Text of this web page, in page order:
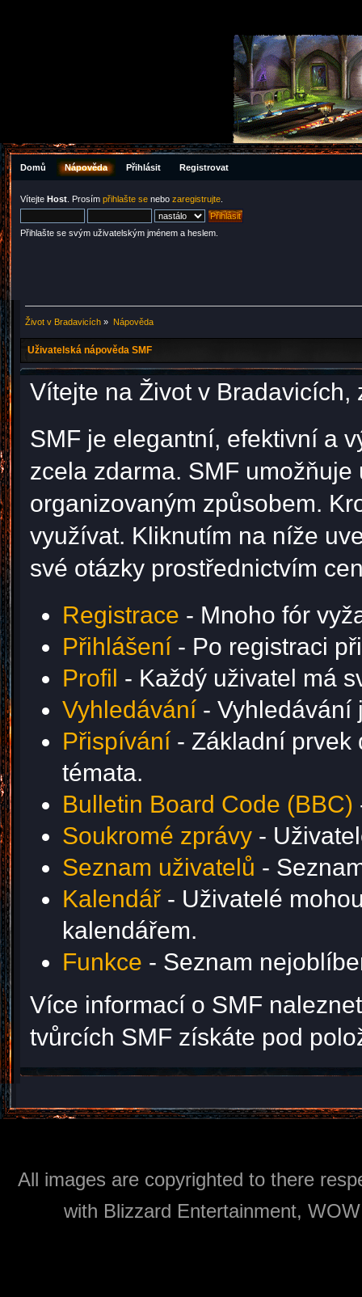
Domů Nápověda Přihlásit Registrovat
Vítejte Host . Prosím přihlašte se nebo zaregistrujte
Přihlašte se svým uživatelským jménem a heslem.
Život v Bradavicích » Nápověda
Uživatelská nápověda SMF
Vítejte na Život v
SMF je elegantní, efektivní a
zcela zdarma. SMF
organizovaným způsobem.
využívat. Kliknutím na níže
své otázky prostřednictvím
Registrace - Mnoho fór
Přihlášení - Po registraci
Profil - Každý uživatel má
Vyhledávání - Vyhledávání
Přispívání - Základní prvek
témata.
Bulletin Board Code (BBC)
Soukromé zprávy -
Seznam uživatelů -
Kalendář- Uživatelé
kalendářem.
Funkce - Seznam
Více informací o SMF
tvůrcích SMF získáte pod
All images are copyrighted to there
with Blizzard Entertainment,